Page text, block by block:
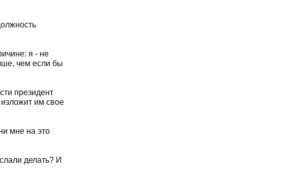
я - не
чем если бы
президент
им свое
мне на это
делать? И